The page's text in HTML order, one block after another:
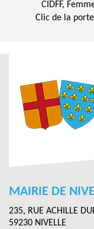
CIDFF,
Clic de la
MAIRIE DE
235, RUE ACHILLE
59230 NIVELLE